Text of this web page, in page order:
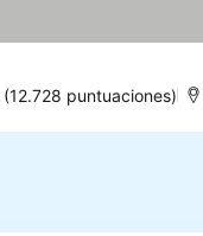
(12.728 puntuaciones)